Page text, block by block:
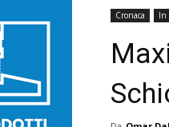
Cronaca In